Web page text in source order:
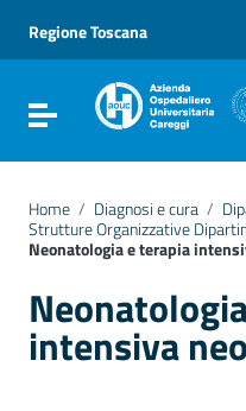
Vai al menu di navigazione
Vai al footer
Regione Toscana
Attiva / disattiva la
Home / Diagnosi e cura /
Strutture Organizzative
Neonatologia e terapia
intensiva